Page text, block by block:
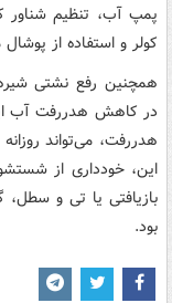
پمپ آب، تنظیم شناور
کولر و استفاده از
همچنین رفع نشتی
در کاهش هدررفت آب
این، خودداری از
بازیافتی یا تی و
بود.